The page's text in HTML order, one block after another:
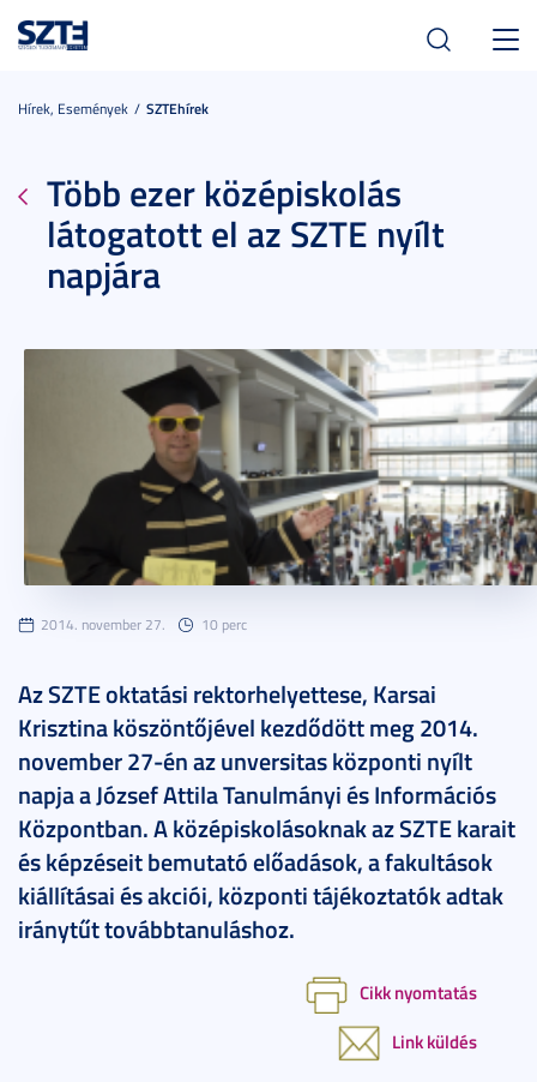
Hírek, Események SZTEhírek
Több ezer középiskolás
látogatott el az SZTE nyílt
napjára
2014. november 27. 10 perc
Az SZTE oktatási rektorhelyettese, Karsai
Krisztina köszöntőjével kezdődött meg 2014.
november 27-én az unversitas központi nyílt
napja a József Attila Tanulmányi és Információs
Központban. A középiskolásoknak az SZTE karait
és képzéseit bemutató előadások, a fakultások
kiállításai és akciói, központi tájékoztatók adtak
iránytűt továbbtanuláshoz.
Cikk nyomtatás
Link küldés